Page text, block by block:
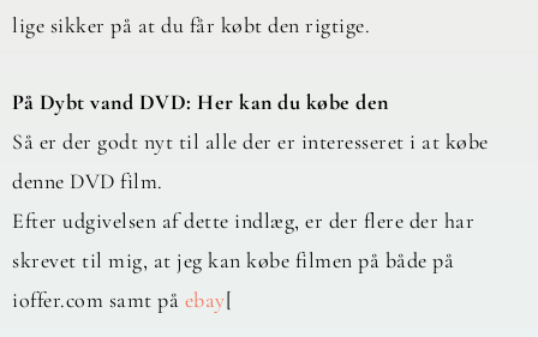
lige sikker på at du får købt den rigtige.
På Dybt vand DVD: Her kan du købe den
Så er der godt nyt til alle der er interesseret i at købe
denne DVD film.
Efter udgivelsen af dette indlæg, er der flere der har
skrevet til mig, at jeg kan købe filmen på både på
ioffer.com samt på ebay[